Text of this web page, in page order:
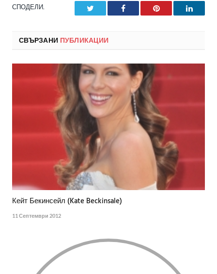
СПОДЕЛИ. Facebook Pinterest
СВЪРЗАНИ ПУБЛИКАЦИИ
Кейт Бекинсейл (Kate Beckinsale)
11 Септември 2012